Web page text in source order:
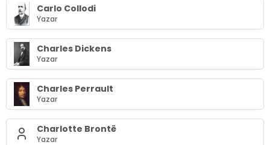
Carlo Collodi
Yazar
Charles Dickens
Yazar
Charles Perrault
Yazar
Charlotte Brontë
Yazar